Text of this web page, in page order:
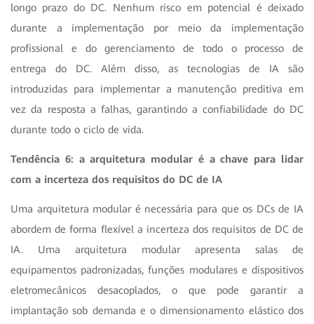
longo prazo do DC. Nenhum risco em potencial é deixado
durante a implementação por meio da implementação
profissional e do gerenciamento de todo o processo de
entrega do DC. Além disso, as tecnologias de IA são
introduzidas para implementar a manutenção preditiva em
vez da resposta a falhas, garantindo a confiabilidade do DC
durante todo o ciclo de vida.
Tendência 6: a arquitetura modular é a chave para lidar
com a incerteza dos requisitos do DC de IA
Uma arquitetura modular é necessária para que os DCs de IA
abordem de forma flexível a incerteza dos requisitos de DC de
IA. Uma arquitetura modular apresenta salas de
equipamentos padronizadas, funções modulares e dispositivos
eletromecânicos desacoplados, o que pode garantir a
implantação sob demanda e o dimensionamento elástico dos